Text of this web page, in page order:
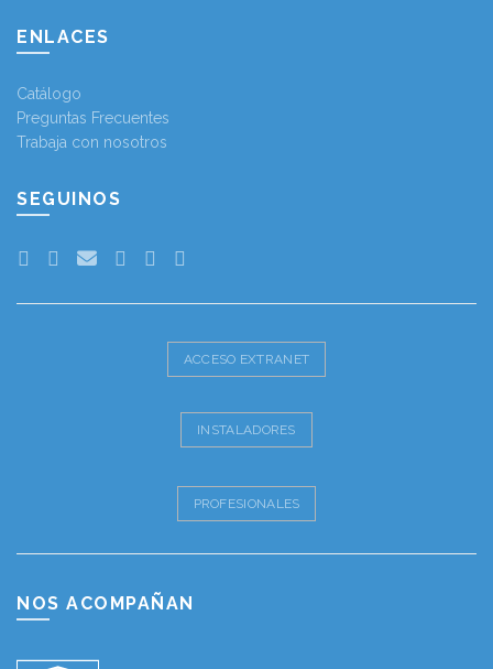
ENLACES
Catálogo
Preguntas Frecuentes
Trabaja con nosotros
SEGUINOS
ACCESO EXTRANET
INSTALADORES
PROFESIONALES
NOS ACOMPAÑAN